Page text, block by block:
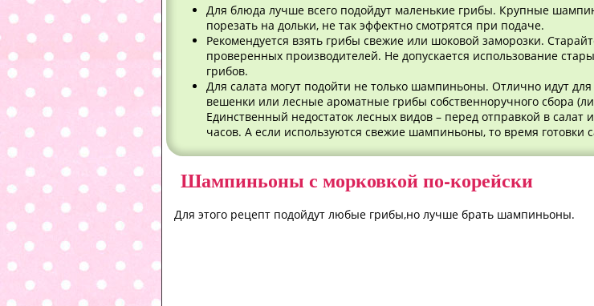
Для блюда лучше всего подойдут маленькие грибы. Крупные
порезать на дольки, не так эффектно смотрятся при подаче.
Рекомендуется взять грибы свежие или шоковой заморозки.
проверенных производителей. Не допускается использование
грибов.
Для салата могут подойти не только шампиньоны. Отлично идут
вешенки или лесные ароматные грибы собственноручного сбора
Единственный недостаток лесных видов – перед отправкой в салат
часов. А если используются свежие шампиньоны, то время готовки
Шампиньоны с морковкой по-корейски
Для этого рецепт подойдут любые грибы,но лучше брать шампиньоны.